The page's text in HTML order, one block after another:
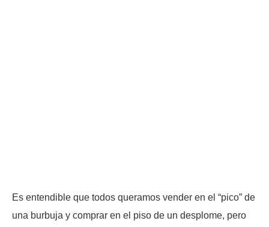
Es entendible que todos queramos vender en el “pico” de
una burbuja y comprar en el piso de un desplome, pero